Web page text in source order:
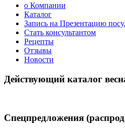
о Компании
Каталог
Запись на Презентацию
Стать консультантом
Рецепты
Отзывы
Новости
Действующий каталог
Спецпредложения